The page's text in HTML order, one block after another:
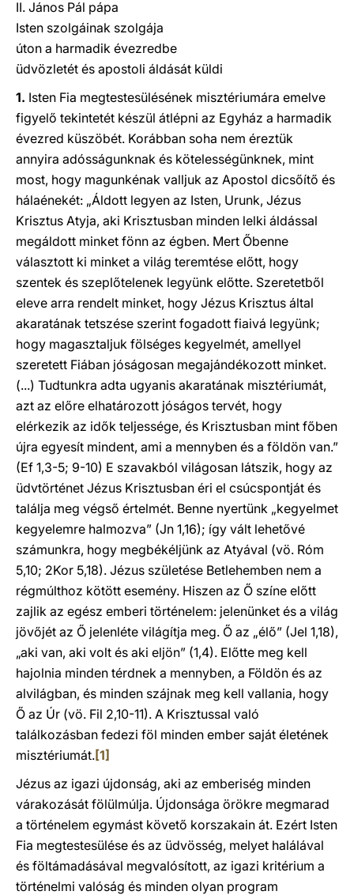
II. János Pál pápa
Isten szolgáinak szolgája
úton a harmadik évezredbe
üdvözletét és apostoli áldását küldi
1. Isten Fia megtestesülésének misztériumára emelve
figyelő tekintetét készül átlépni az Egyház a harmadik
évezred küszöbét. Korábban soha nem éreztük
annyira adósságunknak és kötelességünknek, mint
most, hogy magunkénak valljuk az Apostol dicsőítő és
hálaénekét: „Áldott legyen az Isten, Urunk, Jézus
Krisztus Atyja, aki Krisztusban minden lelki áldással
megáldott minket fönn az égben. Mert Őbenne
választott ki minket a világ teremtése előtt, hogy
szentek és szeplőtelenek legyünk előtte. Szeretetből
eleve arra rendelt minket, hogy Jézus Krisztus által
akaratának tetszése szerint fogadott fiaivá legyünk;
hogy magasztaljuk fölséges kegyelmét, amellyel
szeretett Fiában jóságosan megajándékozott minket.
(...) Tudtunkra adta ugyanis akaratának misztériumát,
azt az előre elhatározott jóságos tervét, hogy
elérkezik az idők teljessége, és Krisztusban mint főben
újra egyesít mindent, ami a mennyben és a földön van.”
(Ef 1,3-5; 9-10) E szavakból világosan látszik, hogy az
üdvtörténet Jézus Krisztusban éri el csúcspontját és
találja meg végső értelmét. Benne nyertünk „kegyelmet
kegyelemre halmozva” (Jn 1,16); így vált lehetővé
számunkra, hogy megbékéljünk az Atyával (vö. Róm
5,10; 2Kor 5,18). Jézus születése Betlehemben nem a
régmúlthoz kötött esemény. Hiszen az Ő színe előtt
zajlik az egész emberi történelem: jelenünket és a világ
jövőjét az Ő jelenléte világítja meg. Ő az „élő” (Jel 1,18),
„aki van, aki volt és aki eljön” (1,4). Előtte meg kell
hajolnia minden térdnek a mennyben, a Földön és az
alvilágban, és minden szájnak meg kell vallania, hogy
Ő az Úr (vö. Fil 2,10-11). A Krisztussal való
találkozásban fedezi föl minden ember saját életének
misztériumát.[1]
Jézus az igazi újdonság, aki az emberiség minden
várakozását fölülmúlja. Újdonsága örökre megmarad
a történelem egymást követő korszakain át. Ezért Isten
Fia megtestesülése és az üdvösség, melyet halálával
és föltámadásával megvalósított, az igazi kritérium a
történelmi valóság és minden olyan program